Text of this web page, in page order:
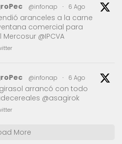
@infonap · 6 Ago
aranceles a la carne
comercial para
@IPCVA
@infonap · 6 Ago
arrancó con todo
@asagirok
More